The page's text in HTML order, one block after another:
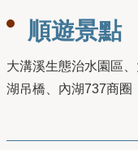
順遊景點
大溝溪生態治水園區
湖吊橋、內湖737商圈